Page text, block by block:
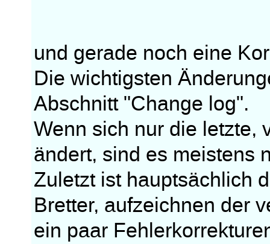
und gerade noch eine
Die wichtigsten
Abschnitt "Change log".
Wenn sich nur die letzte,
ändert, sind es meistens
Zuletzt ist hauptsächlich
Bretter, aufzeichnen der
ein paar